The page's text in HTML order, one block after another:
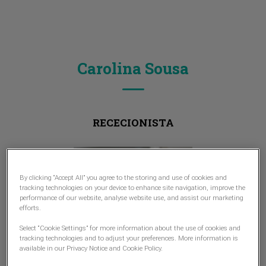
Carolina Sousa
RECECIONISTA
By clicking “Accept All” you agree to the storing and use of cookies and
tracking technologies on your device to enhance site navigation, improve the
performance of our website, analyse website use, and assist our marketing
efforts.
Select “Cookie Settings” for more information about the use of cookies and
tracking technologies and to adjust your preferences. More information is
available in our Privacy Notice and Cookie Policy.